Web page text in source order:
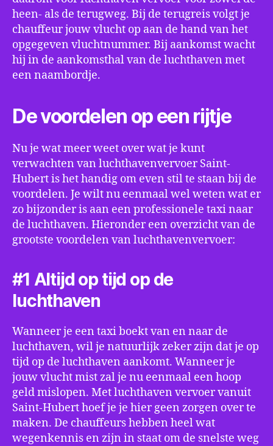
heen- als de terugweg. Bij de terugreis volgt je
chauffeur jouw vlucht op aan de hand van het
opgegeven vluchtnummer. Bij aankomst wacht
hij in de aankomsthal van de luchthaven met
een naambordje.
De voordelen op een rijtje
Nu je wat meer weet over wat je kunt
verwachten van luchthavenvervoer Saint-
Hubert is het handig om even stil te staan bij de
voordelen. Je wilt nu eenmaal wel weten wat er
zo bijzonder is aan een professionele taxi naar
de luchthaven. Hieronder een overzicht van de
grootste voordelen van luchthavenvervoer:
#1 Altijd op tijd op de
luchthaven
Wanneer je een taxi boekt van en naar de
luchthaven, wil je natuurlijk zeker zijn dat je op
tijd op de luchthaven aankomt. Wanneer je
jouw vlucht mist zal je nu eenmaal een hoop
geld mislopen. Met luchthaven vervoer vanuit
Saint-Hubert hoef je je hier geen zorgen over te
maken. De chauffeurs hebben heel wat
wegenkennis en zijn in staat om de snelste weg